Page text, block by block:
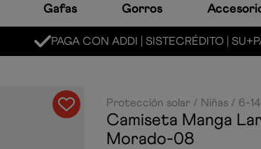
Gafas Gorros
MARCA LÍDER MUNDIAL EN
Protección solar Niñas 6-
Camiseta Manga
Morado-08